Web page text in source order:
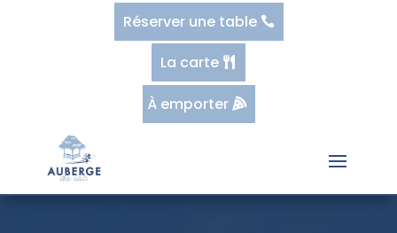
Réserver une table
La carte
À emporter